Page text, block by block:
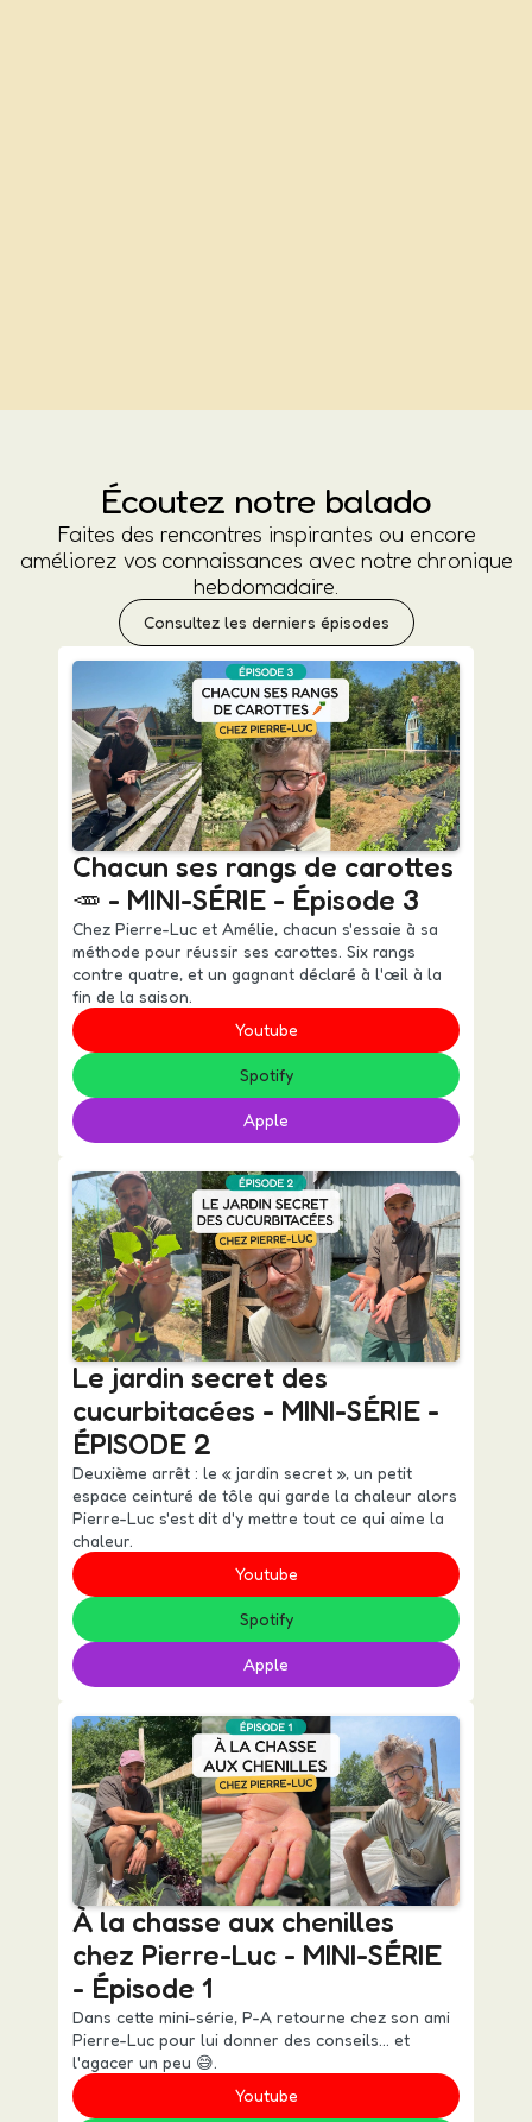
Écoutez notre balado
Faites des rencontres inspirantes ou encore
améliorez vos connaissances avec notre chronique
hebdomadaire.
Consultez les derniers épisodes
Chacun ses rangs de carottes
🥕 - MINI-SÉRIE - Épisode 3
Chez Pierre-Luc et Amélie, chacun s'essaie à sa
méthode pour réussir ses carottes. Six rangs
contre quatre, et un gagnant déclaré à l'œil à la
fin de la saison.
Youtube
Spotify
Apple
Le jardin secret des
cucurbitacées - MINI-SÉRIE -
ÉPISODE 2
Deuxième arrêt : le « jardin secret », un petit
espace ceinturé de tôle qui garde la chaleur alors
Pierre-Luc s'est dit d'y mettre tout ce qui aime la
chaleur.
Youtube
Spotify
Apple
À la chasse aux chenilles
chez Pierre-Luc - MINI-SÉRIE
- Épisode 1
Dans cette mini-série, P-A retourne chez son ami
Pierre-Luc pour lui donner des conseils... et
l'agacer un peu 😅.
Youtube